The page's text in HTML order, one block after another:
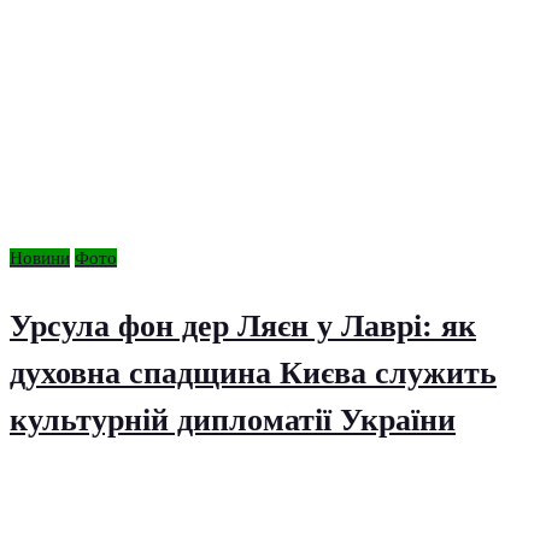
Новини Фото
Урсула фон дер Ляєн у Лаврі: як
духовна спадщина Києва служить
культурній дипломатії України